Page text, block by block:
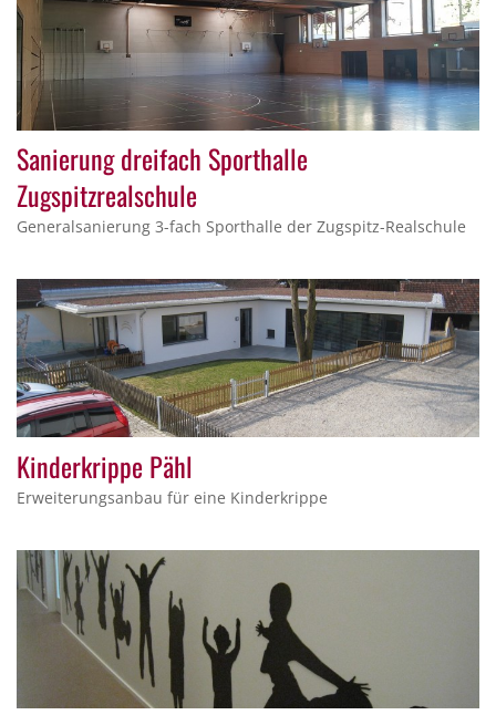
Sanierung dreifach Sporthalle
Zugspitzrealschule
Generalsanierung 3-fach Sporthalle der Zugspitz-Realschule
Kinderkrippe Pähl
Erweiterungsanbau für eine Kinderkrippe